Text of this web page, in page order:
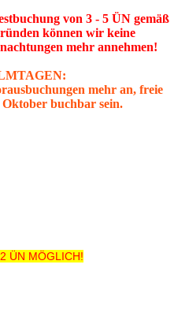
von 3 - 5 ÜN gemäß
können wir keine
mehr annehmen!
mehr an, freie
buchbar sein.
ÜN MÖGLICH!